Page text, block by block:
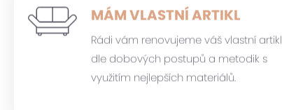
MÁM VLASTNÍ ARTIKL
Rádi vám renovujeme váš vlastní artikl
dle dobových postupů a metodik s
využitím nejlepších materiálů.